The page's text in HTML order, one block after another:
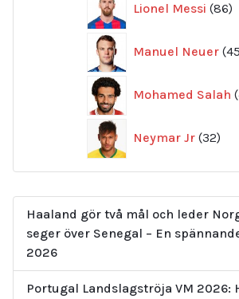
Lionel Messi 86
Manuel Neuer 45
Mohamed Salah
Neymar Jr 32
Haaland gör två mål och leder
seger över Senegal – En
2026
Portugal Landslagströja VM 2026: